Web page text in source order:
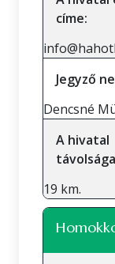
címe:
Jegyző
Dencsné
A hivatal
19 km.